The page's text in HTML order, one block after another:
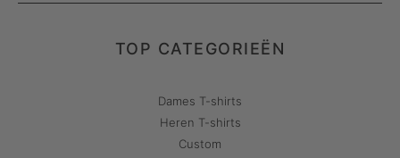
TOP CATEGORIEËN
Dames T-shirts
Heren T-shirts
Custom